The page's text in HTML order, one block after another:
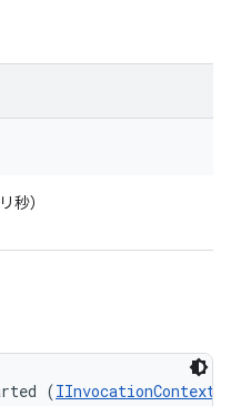
秒）
(IInvocationContext